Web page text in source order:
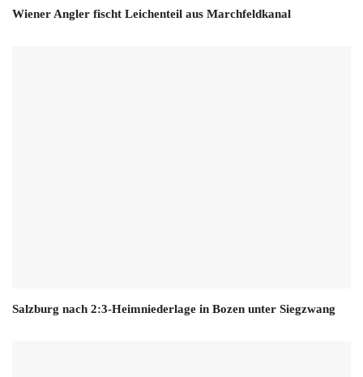
Wiener Angler fischt Leichenteil aus Marchfeldkanal
Salzburg nach 2:3-Heimniederlage in Bozen unter Siegzwang